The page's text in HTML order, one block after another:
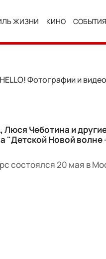
ЖИЗНИ КИНО СОБЫТИЯ
Фотографии и
Люся Чеботина и
"Детской Новой волне
состоялся 20 мая в